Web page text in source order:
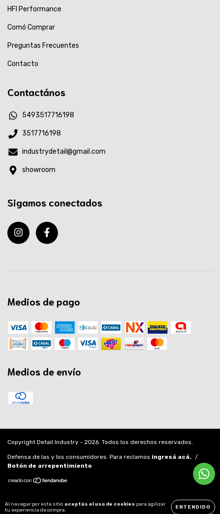
Al navegar por este sitio aceptás el uso de cookies para agilizar
tu experiencia de compra.
ENTENDIDO
HFI Performance
Comó Comprar
Preguntas Frecuentes
Contacto
Contactános
5493517716198
3517716198
industrydetail@gmail.com
showroom
Sigamos conectados
Medios de pago
Medios de envío
Copyright Detail Industry - 2026. Todos los derechos reservados.
Defensa de las y los consumidores. Para reclamos ingresá acá. /
Botón de arrepentimiento